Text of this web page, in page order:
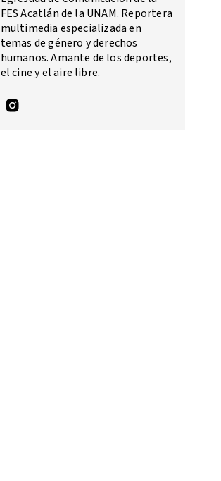
FES Acatlán de la UNAM. Reportera
multimedia especializada en
temas de género y derechos
humanos. Amante de los deportes,
el cine y el aire libre.